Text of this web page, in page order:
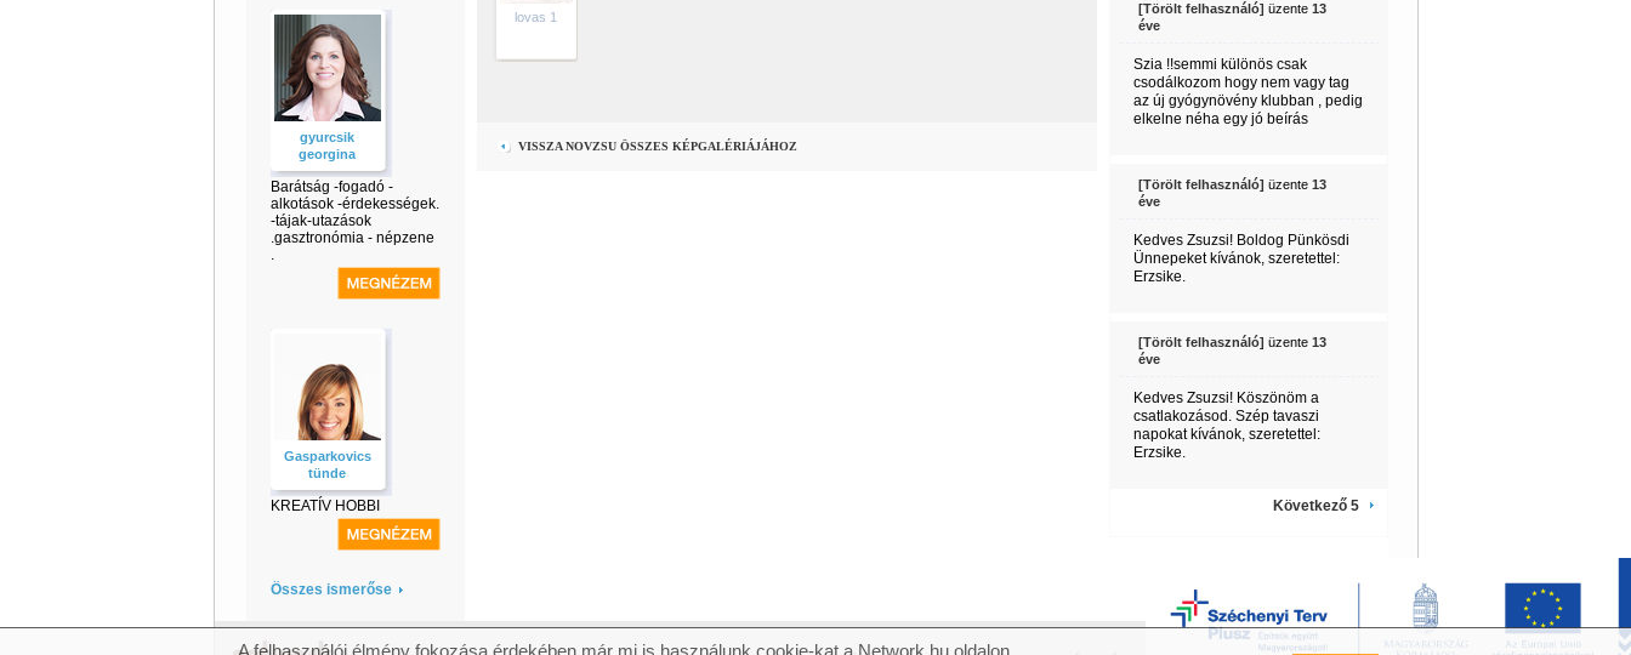
gyurcsik
georgina
Barátság -fogadó -
alkotások -érdekességek.
-tájak-utazások
.gasztronómia - népzene
.
Gasparkovics
tünde
KREATÍV HOBBI
Összes ismerőse
lovas 1
VISSZA NOVZSU ÖSSZES KÉPGALÉRIÁJÁHOZ
[Törölt felhasználó] üzente 13
éve
Szia !!semmi különös csak
csodálkozom hogy nem vagy tag
az új gyógynövény klubban , pedig
elkelne néha egy jó beírás
[Törölt felhasználó] üzente 13
éve
Kedves Zsuzsi! Boldog Pünkösdi
Ünnepeket kívánok, szeretettel:
Erzsike.
[Törölt felhasználó] üzente 13
éve
Kedves Zsuzsi! Köszönöm a
csatlakozásod. Szép tavaszi
napokat kívánok, szeretettel:
Erzsike.
Következő 5
A felhasználói élmény fokozása érdekében már mi is használunk cookie-kat a Network.hu oldalon.